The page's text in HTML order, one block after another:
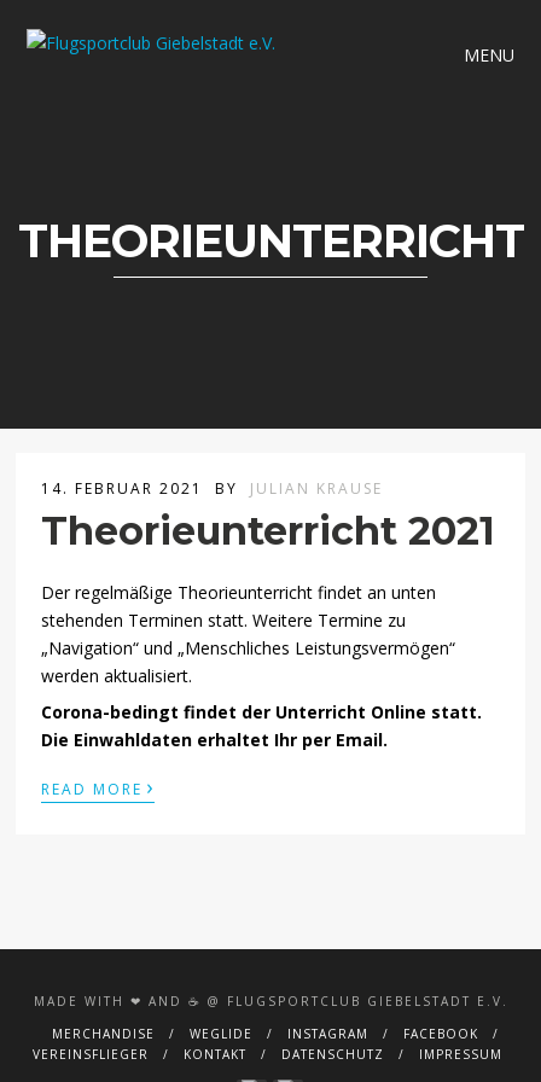
MENU
THEORIEUNTERRICHT
14. FEBRUAR 2021 BY JULIAN KRAUSE
Theorieunterricht 2021
Der regelmäßige Theorieunterricht findet an unten
stehenden Terminen statt. Weitere Termine zu
„Navigation“ und „Menschliches Leistungsvermögen“
werden aktualisiert.
Corona-bedingt findet der Unterricht Online statt.
Die Einwahldaten erhaltet Ihr per Email.
READ MORE ›
MADE WITH ❤ AND ☕️ @ FLUGSPORTCLUB GIEBELSTADT E.V.
MERCHANDISE
WEGLIDE INSTAGRAM
FACEBOOK
VEREINSFLIEGER
KONTAKT DATENSCHUTZ IMPRESSUM